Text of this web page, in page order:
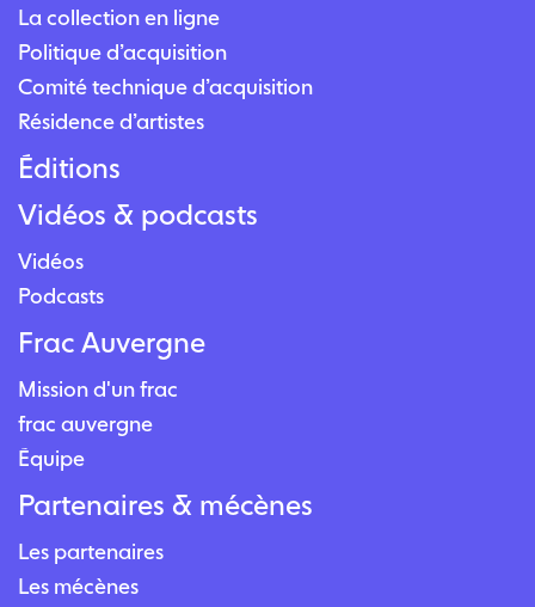
La collection en ligne
Politique d’acquisition
Comité technique d’acquisition
Résidence d’artistes
Éditions
Vidéos & podcasts
Vidéos
Podcasts
Frac Auvergne
Mission d'un frac
frac auvergne
Équipe
Partenaires & mécènes
Les partenaires
Les mécènes